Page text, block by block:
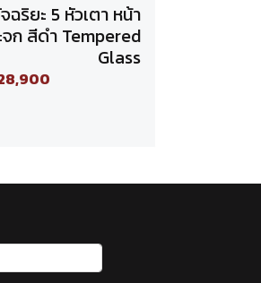
ฉริยะ 5 หัวเตา หน้า
จก สีดำ Tempered
Glass